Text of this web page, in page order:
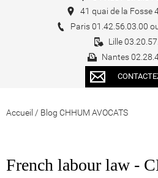
41 quai de la Fosse
Paris 01.42.56.03.00
Lille
Nantes
Accueil / Blog CHHUM AVOCATS
French labour law -